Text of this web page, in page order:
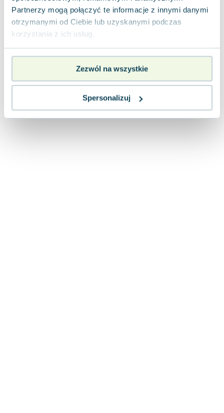
Partnerzy mogą połączyć te informacje z innymi danymi
otrzymanymi od Ciebie lub uzyskanymi podczas
korzystania z ich usług.
Zezwól na wszystkie
Spersonalizuj
Lorraine Warren
Ajahn Brahm
Lucinda Riley